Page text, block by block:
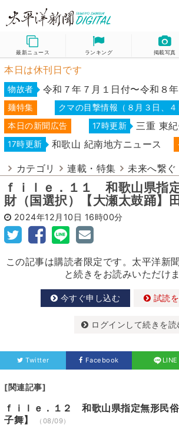
最新ニュース ランキング 掲載写真
本日は休刊日です
物故者 令和７年７月１日付〜令和８
麺特集 クマの目撃情報（８月３日、４
本日の新聞広告 17時更新 三重 東
17時更新 和歌山 紀南地方ニュース
カテゴリ 連載・特集 未来へ繋ぐ
ｆｉｌｅ．１１ 和歌山県指
財（国選択）【大瀬太鼓踊】
2024年12月10日 16時00分
この記事は購読者限定です。太平洋新
と続きをお読みいただけま
今すぐ申し込む 試読
ログインして続きを読
Twitter Facebook LINE
[関連記事]
ｆｉｌｅ．１２ 和歌山県指定無形民
子舞】
（08/09）